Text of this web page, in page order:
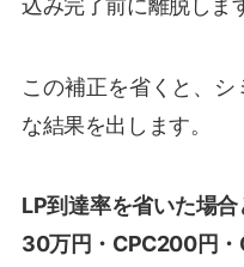
この補正を省くと、
な結果を出します。
LP到達率を省いた場
30万円・CPC200円・